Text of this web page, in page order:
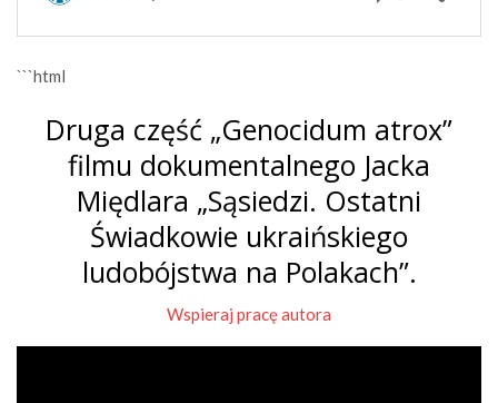
```html
Druga część „Genocidum atrox”
filmu dokumentalnego Jacka
Międlara „Sąsiedzi. Ostatni
Świadkowie ukraińskiego
ludobójstwa na Polakach”.
Wspieraj pracę autora